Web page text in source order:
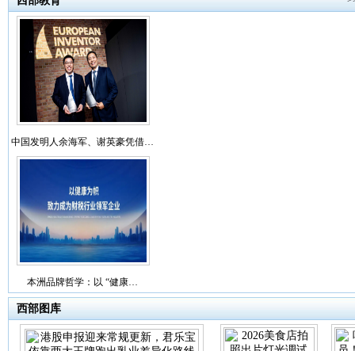
中国发明人余海军、谢英豪凭借…
本洲品牌哲学：以 “健康…
西部图库